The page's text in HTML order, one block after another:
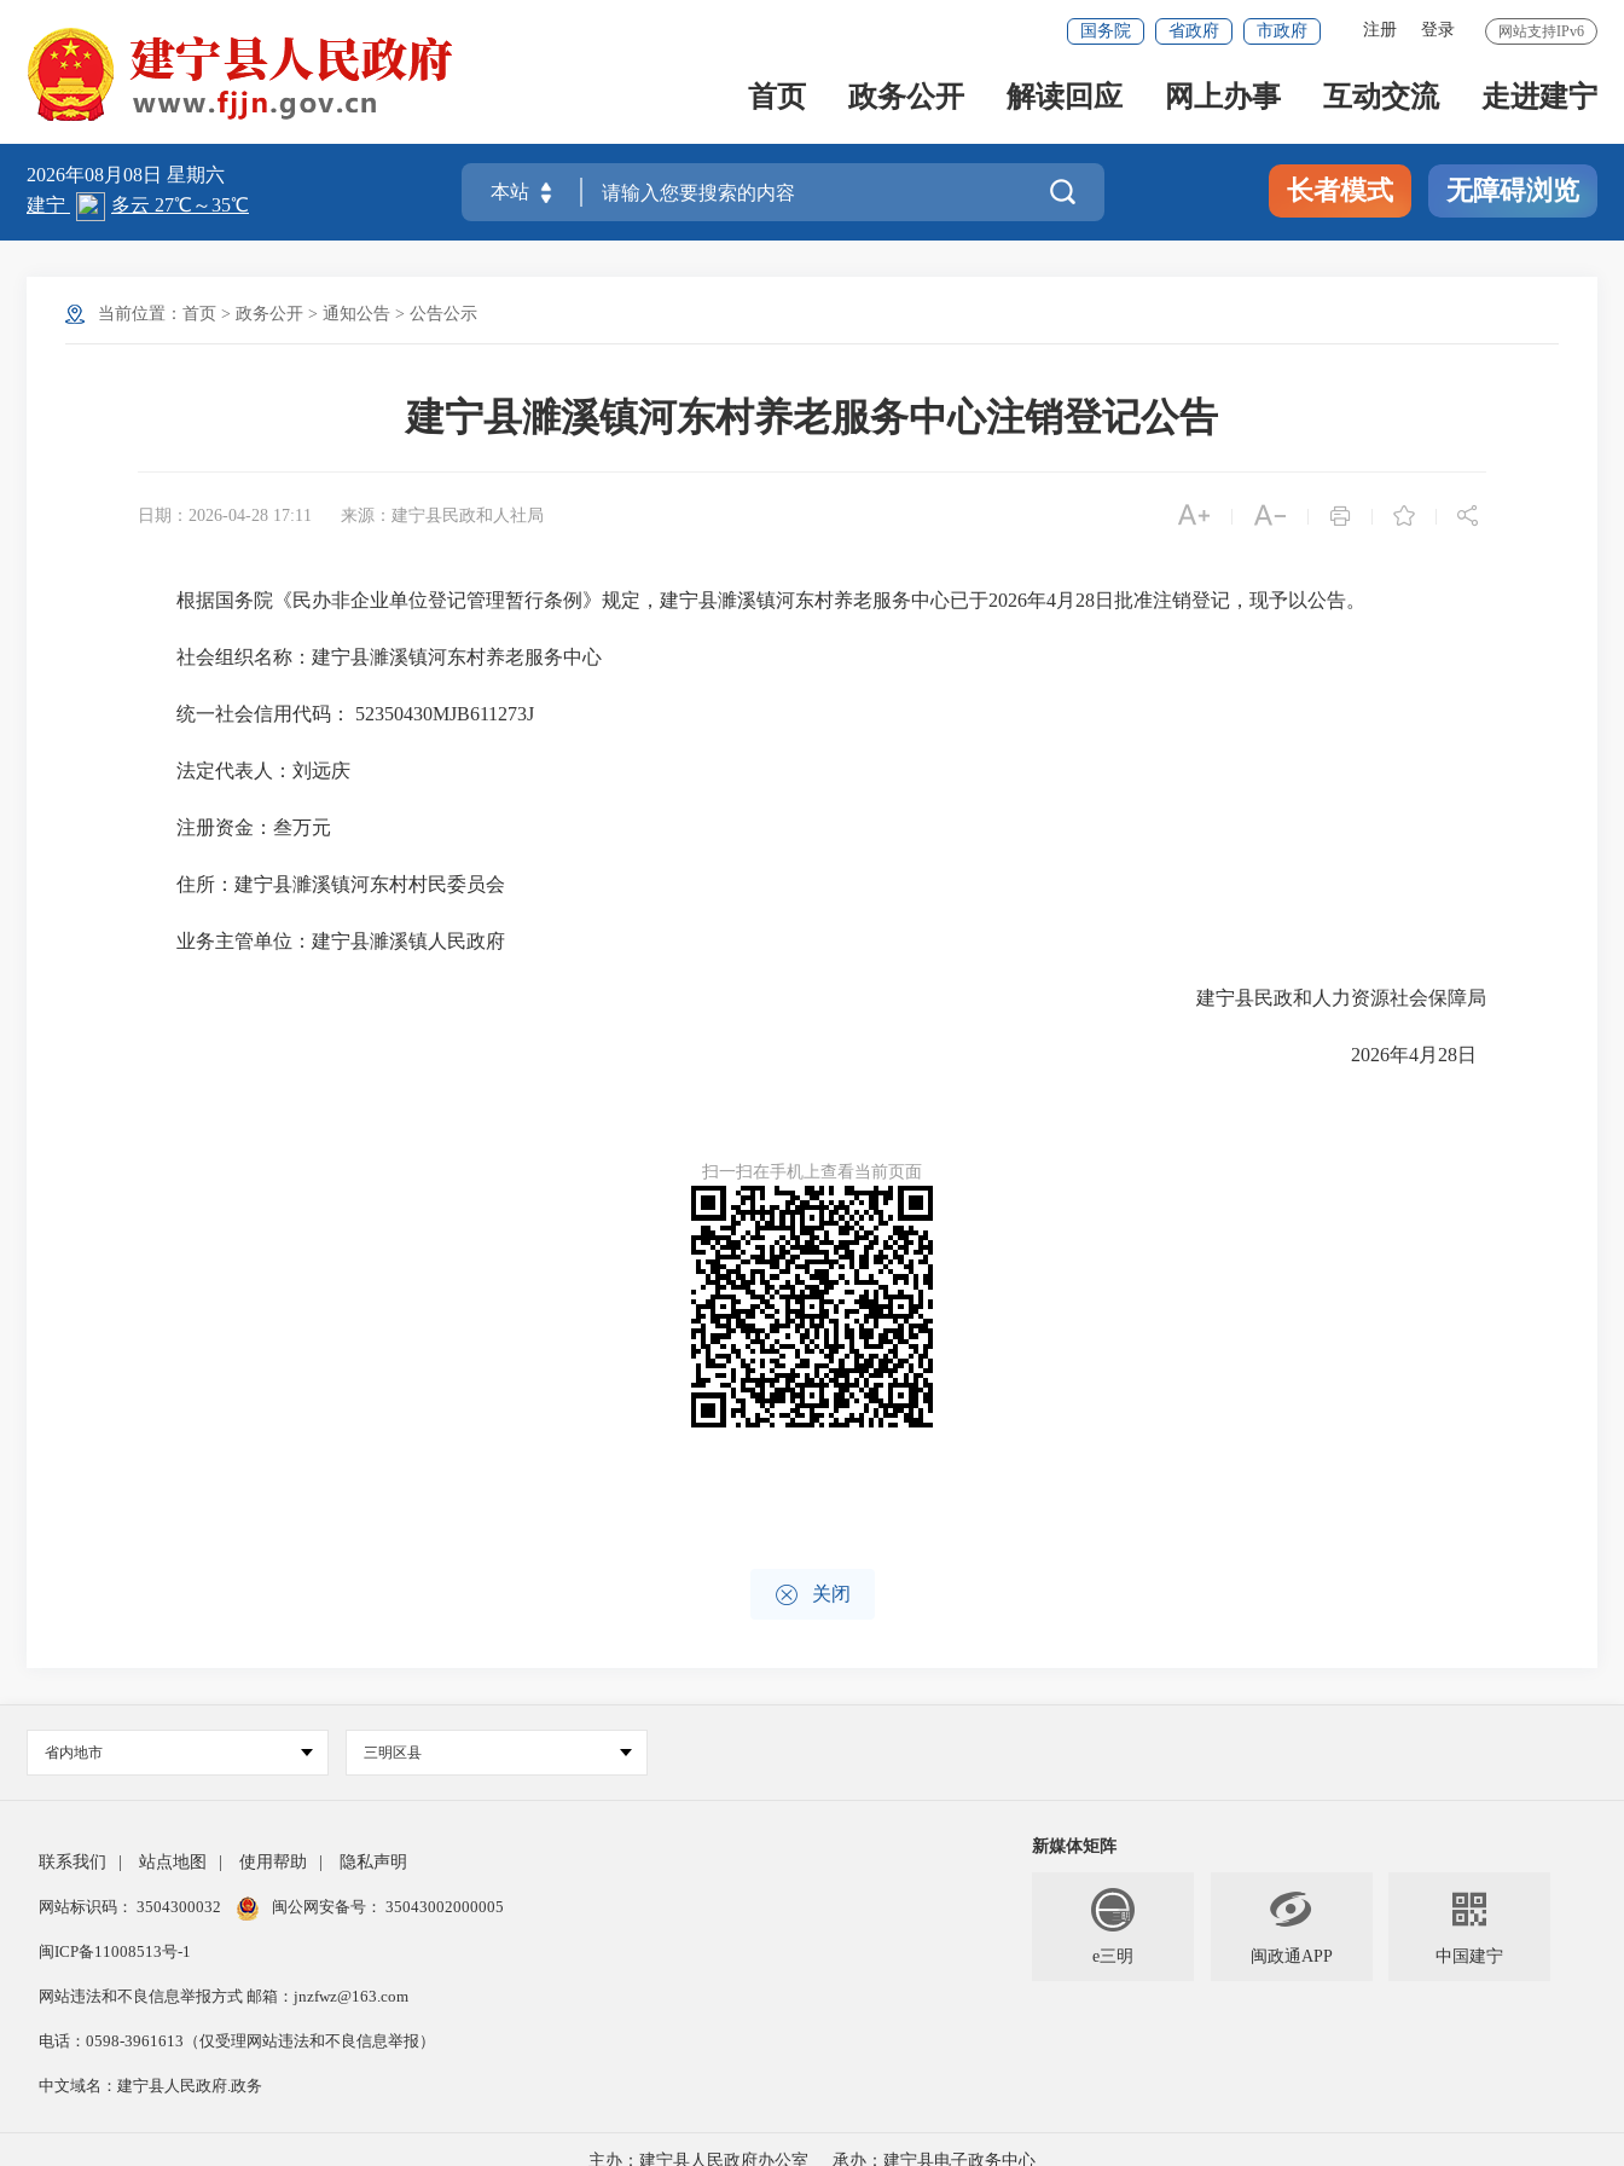
网站支持IPv6
注册 登录
国务院 省政府 市政府
首页 政务公开 解读回应 网上办事 互动交流 走进建宁
2026年08月08日 星期六
 长者模式 无障碍浏览
当前位置： 首页 > 政务公开 > 通知公告 > 公告公示
建宁县濉溪镇河东村养老服务中心注销登记公告
日期：2026-04-28 17:11 来源：建宁县民政和人社局     
根据国务院《民办非企业单位登记管理暂行条例》规定，建宁县濉溪镇河东村养老服务中心已于2026年4月28日批准注销登记，现予以公告。
社会组织名称：建宁县濉溪镇河东村养老服务中心
统一社会信用代码： 52350430MJB611273J
法定代表人：刘远庆
注册资金： 叁万元
住所：建宁县濉溪镇河东村村民委员会
业务主管单位：建宁县濉溪镇人民政府
建宁县民政和人力资源社会保障局
2026年4月28日
扫一扫在手机上查看当前页面
 关闭
省内地市 三明区县
联系我们 站点地图 使用帮助 隐私声明
网站标识码： 3504300032 闽公网安备号： 35043002000005
闽ICP备11008513号-1
网站违法和不良信息举报方式 邮箱：jnzfwz@163.com
电话：0598-3961613（仅受理网站违法和不良信息举报）
中文域名：建宁县人民政府.政务
新媒体矩阵
e三明

闽政通APP

中国建宁
主办：建宁县人民政府办公室 承办：建宁县电子政务中心